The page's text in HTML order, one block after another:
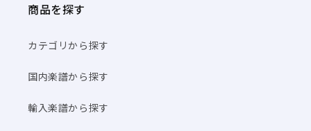
商品を探す
カテゴリから探す
国内楽譜から探す
輸入楽譜から探す